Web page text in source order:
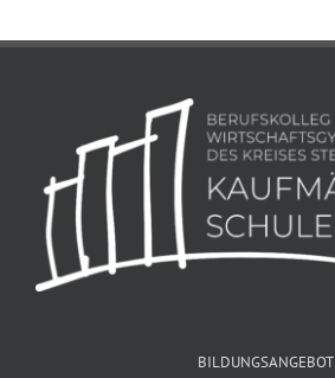
BILDUNGSANGEBOT